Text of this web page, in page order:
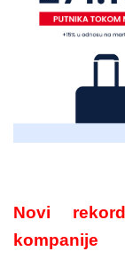
Novi
kompanije